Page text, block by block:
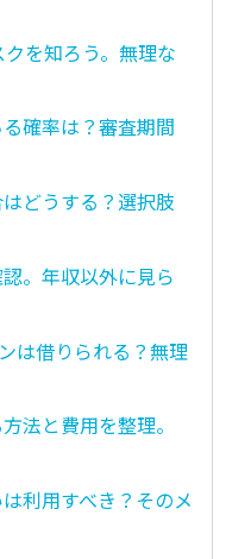
を知ろう。無理な
確率は？審査期間
どうする？選択肢
。年収以外に見ら
は借りられる？無理
法と費用を整理。
利用すべき？そのメ